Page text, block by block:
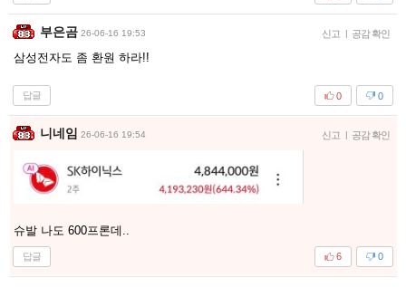
부은곰 26-06-16 19:53 신고 | 공감 확인
삼성전자도 좀 환원 하라!!
답글 0
0
니네임 26-06-16 19:54 신고 | 공감 확인
슈발 나도 600프론데..
답글 0
6